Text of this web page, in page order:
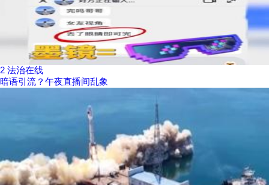
2 法治在线
暗语引流？午夜直播间乱象